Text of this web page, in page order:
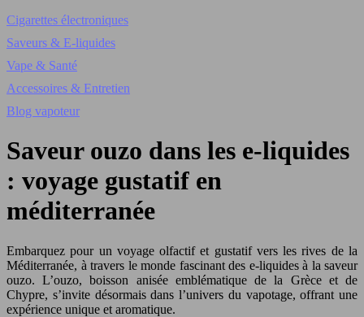
Cigarettes électroniques
Saveurs & E-liquides
Vape & Santé
Accessoires & Entretien
Blog vapoteur
Saveur ouzo dans les e-liquides
: voyage gustatif en
méditerranée
Embarquez pour un voyage olfactif et gustatif vers les rives de la
Méditerranée, à travers le monde fascinant des e-liquides à la saveur
ouzo. L’ouzo, boisson anisée emblématique de la Grèce et de
Chypre, s’invite désormais dans l’univers du vapotage, offrant une
expérience unique et aromatique.